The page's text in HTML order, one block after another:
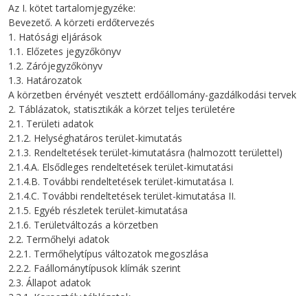
Az I. kötet tartalomjegyzéke:
Bevezető. A körzeti erdőtervezés
1. Hatósági eljárások
1.1. Előzetes jegyzőkönyv
1.2. Zárójegyzőkönyv
1.3. Határozatok
A körzetben érvényét vesztett erdőállomány-gazdálkodási tervek
2. Táblázatok, statisztikák a körzet teljes területére
2.1. Területi adatok
2.1.2. Helységhatáros terület-kimutatás
2.1.3. Rendeltetések terület-kimutatásra (halmozott területtel)
2.1.4.A. Elsődleges rendeltetések terület-kimutatási
2.1.4.B. További rendeltetések terület-kimutatása I.
2.1.4.C. További rendeltetések terület-kimutatása II.
2.1.5. Egyéb részletek terület-kimutatása
2.1.6. Területváltozás a körzetben
2.2. Termőhelyi adatok
2.2.1. Termőhelytípus változatok megoszlása
2.2.2. Faállománytípusok klímák szerint
2.3. Állapot adatok